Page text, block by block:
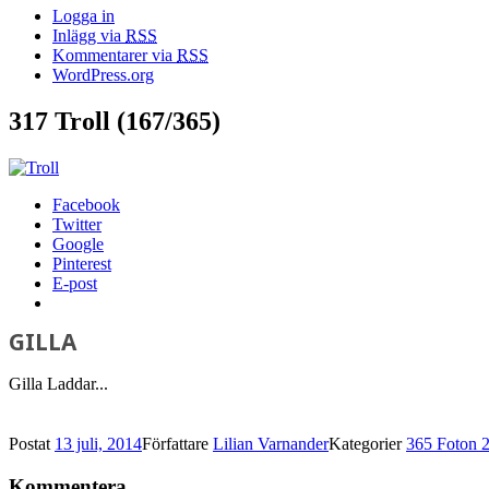
Logga in
Inlägg via RSS
Kommentarer via RSS
WordPress.org
317 Troll (167/365)
Facebook
Twitter
Google
Pinterest
E-post
GILLA
Gilla Laddar...
Postat 13 juli, 2014Författare Lilian VarnanderKategorier365 Foton